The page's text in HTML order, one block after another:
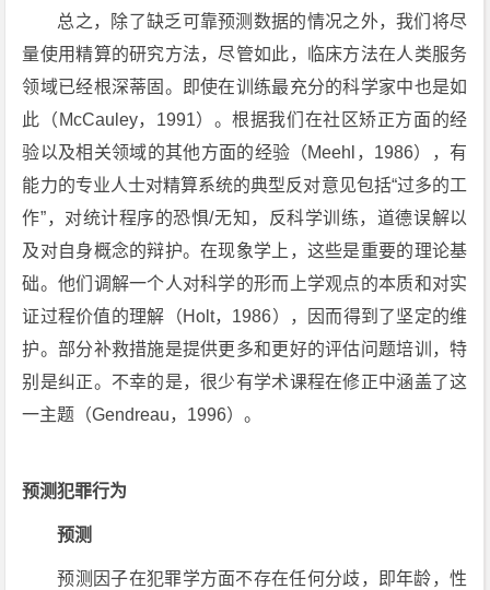
总之，除了缺乏可靠预测数据的情况之外，我们将尽
量使用精算的研究方法，尽管如此，临床方法在人类服务
领域已经根深蒂固。即使在训练最充分的科学家中也是如
此（McCauley，1991）。根据我们在社区矫正方面的经
验以及相关领域的其他方面的经验（Meehl，1986），有
能力的专业人士对精算系统的典型反对意见包括“过多的工
作”，对统计程序的恐惧/无知，反科学训练，道德误解以
及对自身概念的辩护。在现象学上，这些是重要的理论基
础。他们调解一个人对科学的形而上学观点的本质和对实
证过程价值的理解（Holt，1986），因而得到了坚定的维
护。部分补救措施是提供更多和更好的评估问题培训，特
别是纠正。不幸的是，很少有学术课程在修正中涵盖了这
一主题（Gendreau，1996）。
预测犯罪行为
预测
预测因子在犯罪学方面不存在任何分歧，即年龄，性